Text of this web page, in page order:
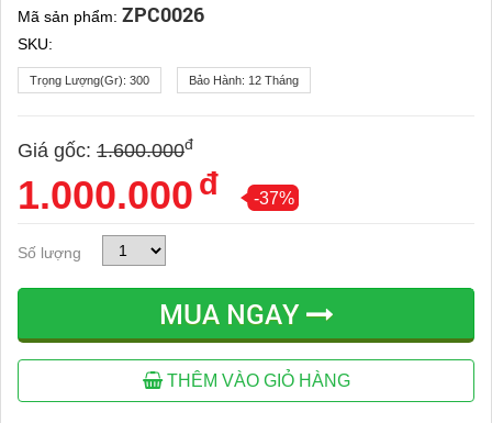
Mã sản phẩm: ZPC0026
SKU:
Trọng Lượng(gr): 300 Bảo Hành: 12 Tháng
Giá gốc: 1.600.000đ
1.000.000 đ -37%
Số lượng
MUA NGAY
THÊM VÀO GIỎ HÀNG